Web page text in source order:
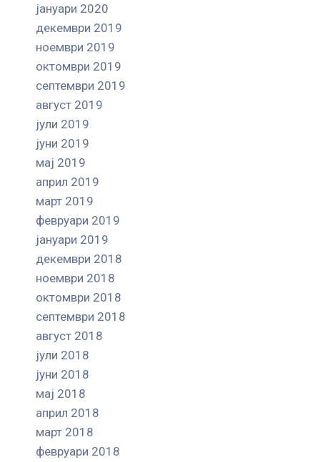
јануари 2020
декември 2019
ноември 2019
октомври 2019
септември 2019
август 2019
јули 2019
јуни 2019
мај 2019
април 2019
март 2019
февруари 2019
јануари 2019
декември 2018
ноември 2018
октомври 2018
септември 2018
август 2018
јули 2018
јуни 2018
мај 2018
април 2018
март 2018
февруари 2018